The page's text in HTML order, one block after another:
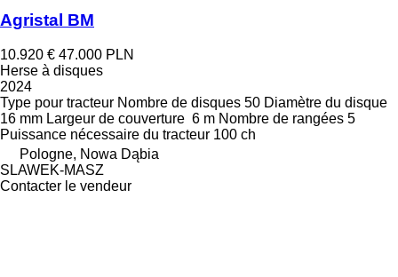
Agristal BM
10.920 € 47.000 PLN
Herse à disques
2024
Type pour tracteur Nombre de disques 50 Diamètre du disque
16 mm Largeur de couverture 6 m Nombre de rangées 5
Puissance nécessaire du tracteur 100 ch
Pologne, Nowa Dąbia
SLAWEK-MASZ
Contacter le vendeur